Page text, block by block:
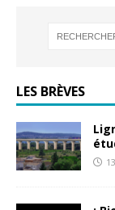
LES BRÈVES